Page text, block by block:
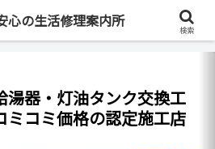
全国対応・最大83%OFF
湯器・灯油タンク交換工
ミコミ価格の認定施工店
心の生活修理案内所
検索